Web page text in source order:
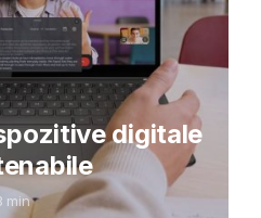
digitale
min